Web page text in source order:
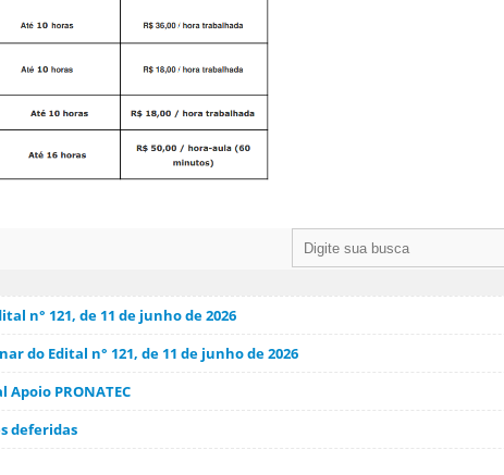
n° 121, de 11 de junho de 2026
do Edital n° 121, de 11 de junho de 2026
PRONATEC
deferidas